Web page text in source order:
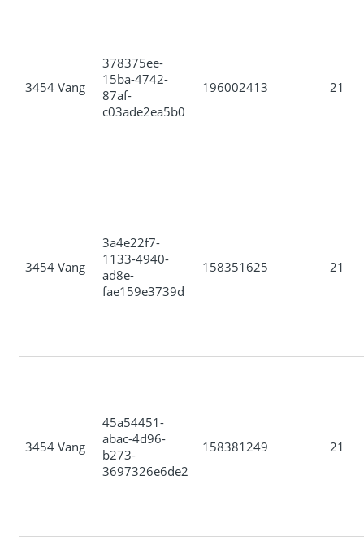
3454 Vang
378375ee-
15ba-4742-
87af-
c03ade2ea5b0
196002413 21
3454 Vang
3a4e22f7-
1133-4940-
ad8e-
fae159e3739d
158351625 21
3454 Vang
45a54451-
abac-4d96-
b273-
3697326e6de2
158381249 21